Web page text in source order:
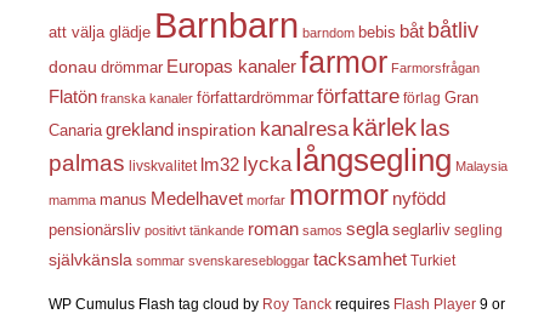
att välja glädje Barnbarn barndom bebis båt båtliv
donau drömmar Europas kanalerfarmor Farmorsfrågan
Flatön franska kanaler författardrömmar författare förlag Gran
Canaria grekland inspiration kanalresa kärleklas
palmas livskvalitet lm32 lycka långsegling Malaysia
mamma manus Medelhavet morfar mormor nyfödd
pensionärsliv positivt tänkande roman samos segla seglarliv segling
självkänsla sommar svenskaresebloggar tacksamhet Turkiet
WP Cumulus Flash tag cloud by Roy Tanck requires Flash Player 9 or